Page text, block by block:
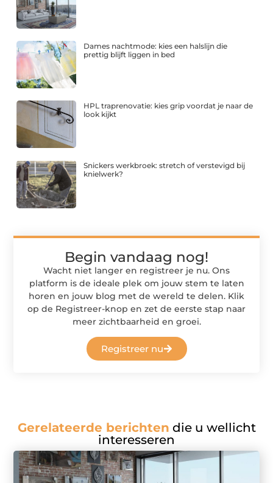
Dames nachtmode: kies een halslijn die
prettig blijft liggen in bed
HPL traprenovatie: kies grip voordat je naar de
look kijkt
Snickers werkbroek: stretch of verstevigd bij
knielwerk?
Begin vandaag nog!
Wacht niet langer en registreer je nu. Ons
platform is de ideale plek om jouw stem te laten
horen en jouw blog met de wereld te delen. Klik
op de Registreer-knop en zet de eerste stap naar
meer zichtbaarheid en groei.
Registreer nu
Gerelateerde berichten die u wellicht
interesseren